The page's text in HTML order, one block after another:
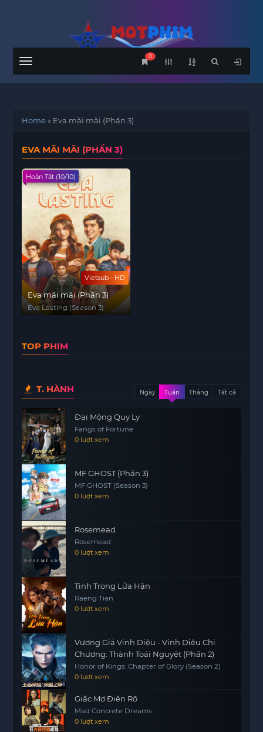
Menu
0
Home» Eva mãi mãi (Phần 3)
EVA MÃI MÃI (PHẦN 3)
Vietsub - HD
Hoàn Tất (10/10)
Eva mãi mãi (Phần 3)
Eva Lasting (Season 3)
TOP PHIM
T. HÀNH Ngày Tuần Tháng Tất cả
Đại Mộng Quy Ly
Fangs of Fortune
0 lượt xem
MF GHOST (Phần 3)
MF GHOST (Season 3)
0 lượt xem
Rosemead
Rosemead
0 lượt xem
Tình Trong Lửa Hận
Raeng Tian
0 lượt xem
Vương Giả Vinh Diệu - Vinh Diệu Chi
Chương: Thành Toái Nguyệt (Phần 2)
Honor of Kings: Chapter of Glory (Season 2)
0 lượt xem
Giấc Mơ Điên Rồ
Mad Concrete Dreams
0 lượt xem